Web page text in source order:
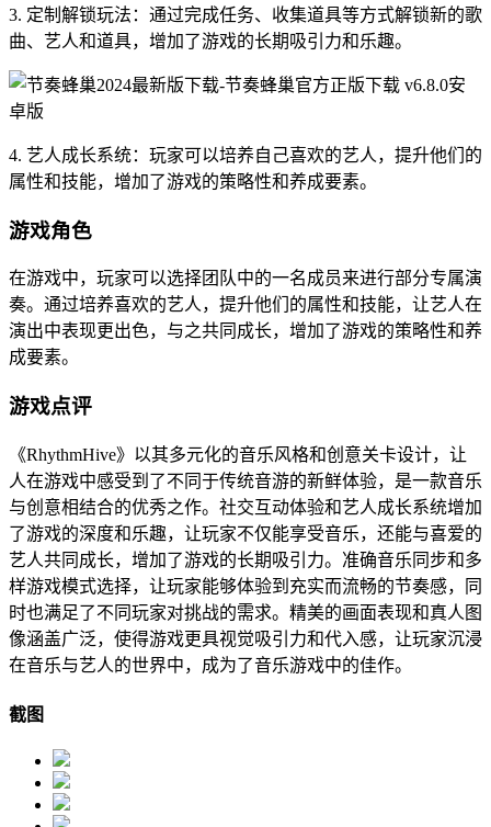
3. 定制解锁玩法：通过完成任务、收集道具等方式解锁新的歌
曲、艺人和道具，增加了游戏的长期吸引力和乐趣。
4. 艺人成长系统：玩家可以培养自己喜欢的艺人，提升他们的
属性和技能，增加了游戏的策略性和养成要素。
游戏角色
在游戏中，玩家可以选择团队中的一名成员来进行部分专属演
奏。通过培养喜欢的艺人，提升他们的属性和技能，让艺人在
演出中表现更出色，与之共同成长，增加了游戏的策略性和养
成要素。
游戏点评
《RhythmHive》以其多元化的音乐风格和创意关卡设计，让
人在游戏中感受到了不同于传统音游的新鲜体验，是一款音乐
与创意相结合的优秀之作。社交互动体验和艺人成长系统增加
了游戏的深度和乐趣，让玩家不仅能享受音乐，还能与喜爱的
艺人共同成长，增加了游戏的长期吸引力。准确音乐同步和多
样游戏模式选择，让玩家能够体验到充实而流畅的节奏感，同
时也满足了不同玩家对挑战的需求。精美的画面表现和真人图
像涵盖广泛，使得游戏更具视觉吸引力和代入感，让玩家沉浸
在音乐与艺人的世界中，成为了音乐游戏中的佳作。
截图